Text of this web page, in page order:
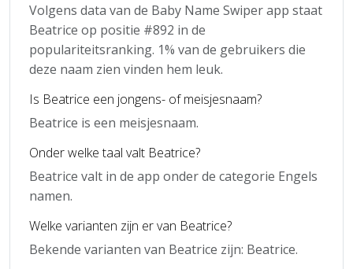
Volgens data van de Baby Name Swiper app staat
Beatrice op positie #892 in de
populariteitsranking. 1% van de gebruikers die
deze naam zien vinden hem leuk.
Is Beatrice een jongens- of meisjesnaam?
Beatrice is een meisjesnaam.
Onder welke taal valt Beatrice?
Beatrice valt in de app onder de categorie Engels
namen.
Welke varianten zijn er van Beatrice?
Bekende varianten van Beatrice zijn: Beatrice.